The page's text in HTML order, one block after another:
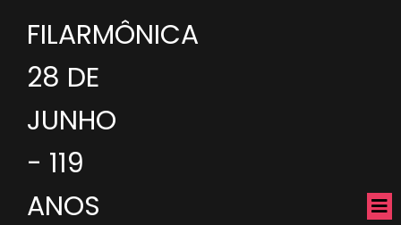
FILARMÔNICA
28 DE
JUNHO
- 119
ANOS